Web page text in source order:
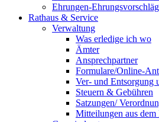
Ehrungen-
Rathaus & Service
Verwaltung
Was erledige ich wo
Ämter
Ansprechpartner
Formulare/Online-
Ver- und Entsorgung
Steuern & Gebühren
Satzungen/
Mitteilungen aus dem